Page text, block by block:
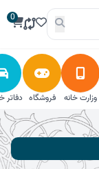
0
وزارت خانه فروشگاه دفاتر